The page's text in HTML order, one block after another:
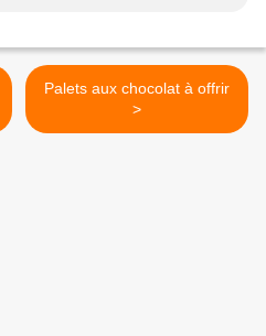
Palets aux chocolat à offrir
>